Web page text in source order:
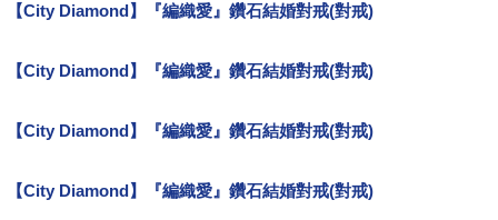
【City Diamond】『編織愛』鑽石結婚對戒(對戒)
【City Diamond】『編織愛』鑽石結婚對戒(對戒)
【City Diamond】『編織愛』鑽石結婚對戒(對戒)
【City Diamond】『編織愛』鑽石結婚對戒(對戒)